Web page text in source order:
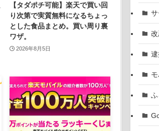
【タダポチ可能】楽天で買い回
り次第で実質無料になるちょっ
とした食品まとめ。買い周り裏
ワザ。
2026年8月5日